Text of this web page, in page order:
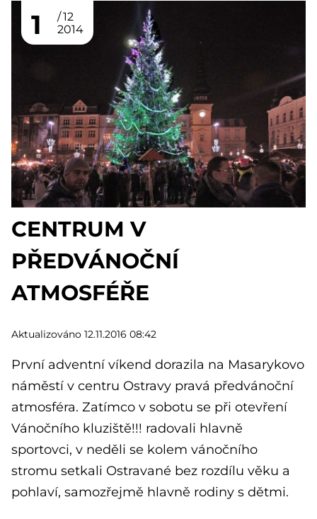
1
12
2014
CENTRUM V
PŘEDVÁNOČNÍ
ATMOSFÉŘE
Aktualizováno 12.11.2016 08:42
První adventní víkend dorazila na Masarykovo
náměstí v centru Ostravy pravá předvánoční
atmosféra. Zatímco v sobotu se při otevření
Vánočního kluziště!!! radovali hlavně
sportovci, v neděli se kolem vánočního
stromu setkali Ostravané bez rozdílu věku a
pohlaví, samozřejmě hlavně rodiny s dětmi.